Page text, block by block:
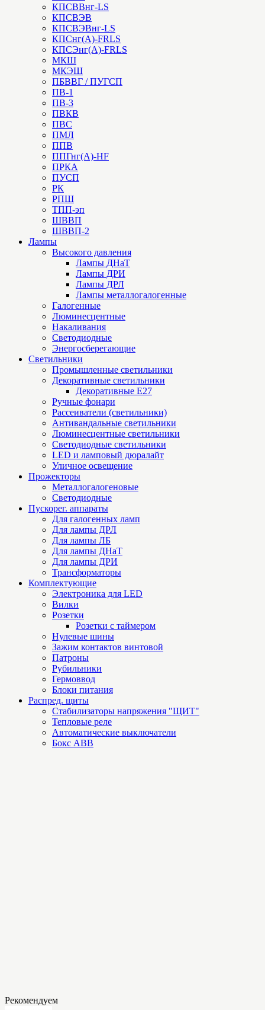
КПСВВнг-LS
КПСВЭВ
КПСВЭВнг-LS
КПСнг(А)-FRLS
КПСЭнг(А)-FRLS
МКШ
МКЭШ
ПБВВГ / ПУГСП
ПВ-1
ПВ-3
ПВКВ
ПВС
ПМЛ
ППВ
ППГнг(А)-HF
ПРКА
ПУСП
РК
РПШ
ТПП-эп
ШВВП
ШВВП-2
Лампы
Высокого давления
Лампы ДНаТ
Лампы ДРИ
Лампы ДРЛ
Лампы металлогалогенные
Галогенные
Люминесцентные
Накаливания
Светодиодные
Энергосберегающие
Светильники
Промышленные светильники
Декоративные светильники
Декоративные Е27
Ручные фонари
Рассеиватели (светильники)
Антивандальные светильники
Люминесцентные светильники
Cветодиодные светильники
LED и ламповый дюралайт
Уличное освещение
Прожекторы
Металлогалогеновые
Светодиодные
Пускорег. аппараты
Для галогенных ламп
Для лампы ДРЛ
Для лампы ЛБ
Для лампы ДНаТ
Для лампы ДРИ
Трансформаторы
Комплектующие
Электроника для LED
Вилки
Розетки
Розетки с таймером
Нулевые шины
Зажим контактов винтовой
Патроны
Рубильники
Гермоввод
Блоки питания
Распред. щиты
Стабилизаторы напряжения "ЩИТ"
Тепловые реле
Автоматические выключатели
Бокс ABB
Рекомендуем